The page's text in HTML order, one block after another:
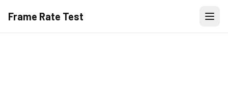
Frame Rate Test